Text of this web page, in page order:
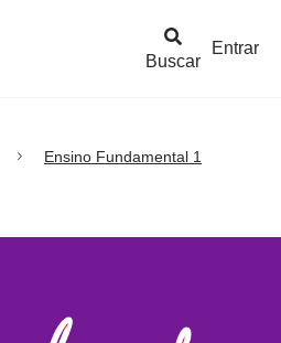
Buscar
Entrar
Ensino Fundamental 1